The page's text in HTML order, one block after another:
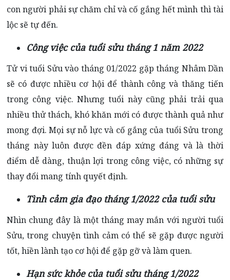
con người phải sự chăm chỉ và cố gắng hết mình thì tài
lộc sẽ tự đến.
Công việc của tuổi sửu tháng 1 năm 2022
Tử vi tuổi Sửu vào tháng 01/2022 gặp tháng Nhâm Dần
sẽ có được nhiều cơ hội để thành công và thăng tiến
trong công việc. Nhưng tuổi này cũng phải trải qua
nhiều thử thách, khó khăn mới có được thành quả như
mong đợi. Mọi sự nỗ lực và cố gắng của tuổi Sửu trong
tháng này luôn được đền đáp xứng đáng và là thời
điểm dễ dàng, thuận lợi trong công việc, có những sự
thay đổi mang tính quyết định.
Tình cảm gia đạo tháng 1/2022 của tuổi sửu
Nhìn chung đây là một tháng may mắn với người tuổi
Sửu, trong chuyện tình cảm có thể sẽ gặp được người
tốt, hiền lành tạo cơ hội để gặp gỡ và làm quen.
Hạn sức khỏe của tuổi sửu tháng 1/2022